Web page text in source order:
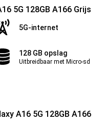
5G 128GB A166 Grijs
5G-internet
128 GB opslag
Uitbreidbaar met Micro-sd
A16 5G 128GB A166